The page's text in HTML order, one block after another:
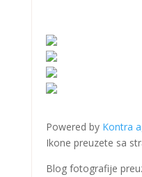
Powered byKontra
Ikone preuzete sa
Blog fotografije